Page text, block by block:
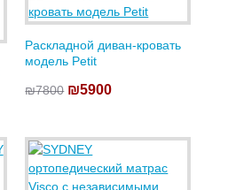
Раскладной диван-кровать
модель Petit
₪7800 ₪5900